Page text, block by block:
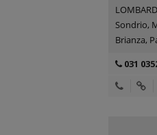
Sondrio,
Brianza,
031